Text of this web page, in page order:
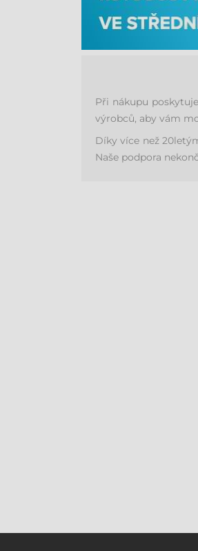
Při nákupu
výrobců, aby vám
Díky více než
Naše podpora